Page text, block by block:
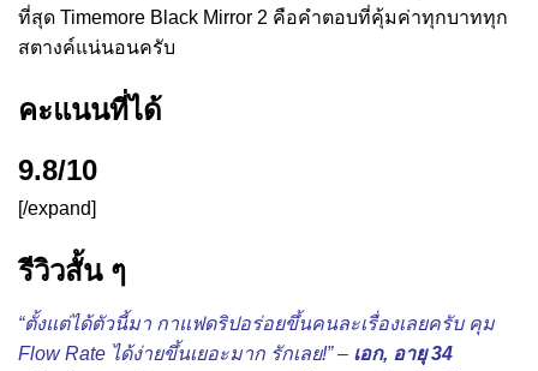
ที่สุด Timemore Black Mirror 2 คือคำตอบที่คุ้มค่าทุกบาททุก
สตางค์แน่นอนครับ
คะแนนที่ได้
9.8/10
[/expand]
รีวิวสั้น ๆ
“ตั้งแต่ได้ตัวนี้มา กาแฟดริปอร่อยขึ้นคนละเรื่องเลยครับ คุม
Flow Rate ได้ง่ายขึ้นเยอะมาก รักเลย!” – เอก, อายุ 34